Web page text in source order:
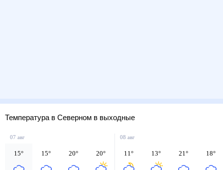
Температура в Северном в выходные
07 авг
15° 15° 20° 20°
08 авг
11° 13° 21° 18°